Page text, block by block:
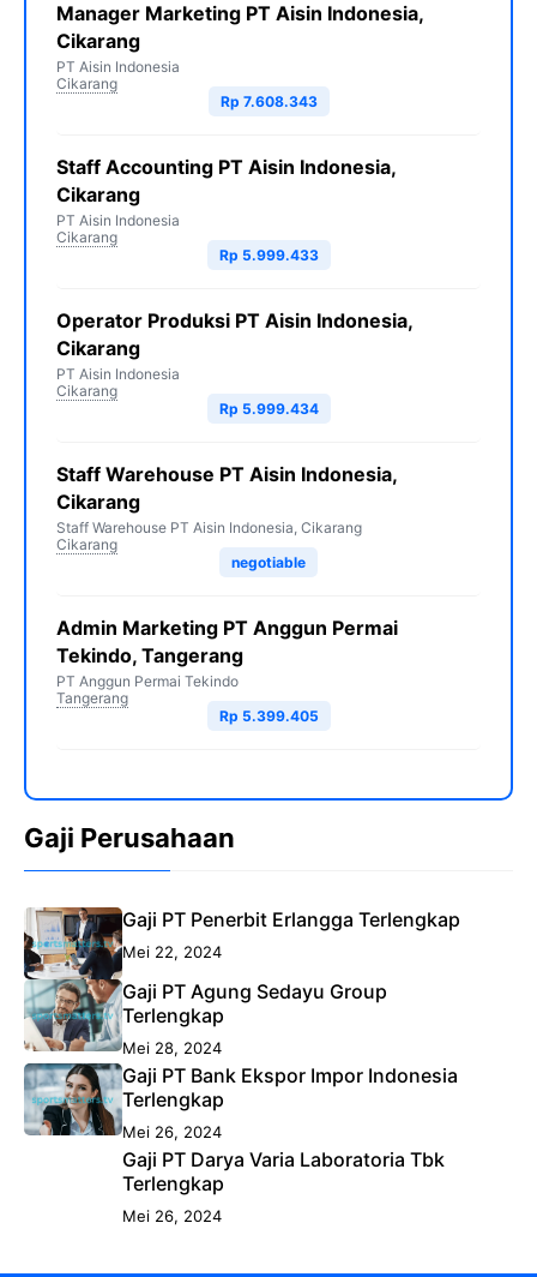
Manager Marketing PT Aisin Indonesia,
Cikarang
PT Aisin Indonesia
Cikarang
Rp 7.608.343
Staff Accounting PT Aisin Indonesia,
Cikarang
PT Aisin Indonesia
Cikarang
Rp 5.999.433
Operator Produksi PT Aisin Indonesia,
Cikarang
PT Aisin Indonesia
Cikarang
Rp 5.999.434
Staff Warehouse PT Aisin Indonesia,
Cikarang
Staff Warehouse PT Aisin Indonesia, Cikarang
Cikarang
negotiable
Admin Marketing PT Anggun Permai
Tekindo, Tangerang
PT Anggun Permai Tekindo
Tangerang
Rp 5.399.405
Gaji Perusahaan
Gaji PT Penerbit Erlangga Terlengkap
Mei 22, 2024
Gaji PT Agung Sedayu Group
Terlengkap
Mei 28, 2024
Gaji PT Bank Ekspor Impor Indonesia
Terlengkap
Mei 26, 2024
Gaji PT Darya Varia Laboratoria Tbk
Terlengkap
Mei 26, 2024